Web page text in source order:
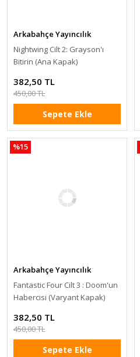
Arkabahçe Yayıncılık
Nightwing Cilt 2: Grayson'ı
Bitirin (Ana Kapak)
382,50 TL
450,00 TL
Sepete Ekle
%15
Arkabahçe Yayıncılık
Fantastic Four Cilt 3 : Doom'un
Habercisi (Varyant Kapak)
382,50 TL
450,00 TL
Sepete Ekle